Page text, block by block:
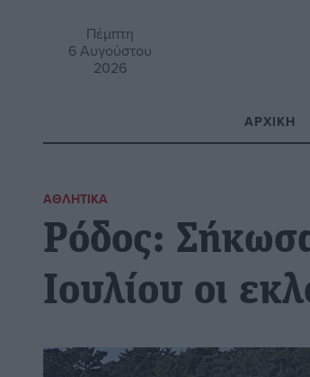
Πέμπτη
6 Αυγούστου
2026
ΑΡΧΙΚΉ
ΑΘΛΗΤΙΚΆ
Ρόδος:
Ιουλίου οι